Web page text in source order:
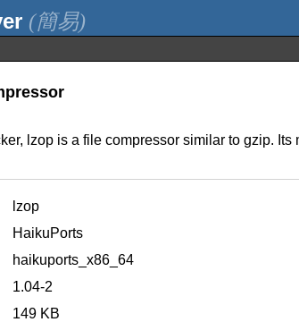
(簡易)
lzop is a file compressor similar to gzip.
lzop
HaikuPorts
haikuports_x86_64
1.04-2
149 KB